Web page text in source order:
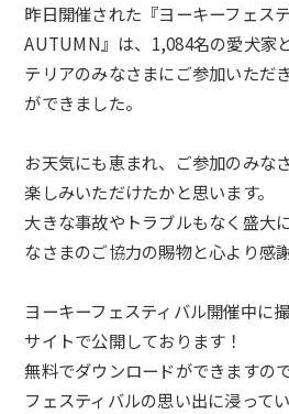
昨日開催された『ヨーキーフェス
AUTUMN』は、1,084名の愛犬家
テリアのみなさまにご参加いただ
ができました。
お天気にも恵まれ、ご参加のみな
楽しみいただけたかと思います。
大きな事故やトラブルもなく盛大
なさまのご協力の賜物と心より感
ヨーキーフェスティバル開催中に
サイトで公開しております！
無料でダウンロードができますの
フェスティバルの思い出に浸って